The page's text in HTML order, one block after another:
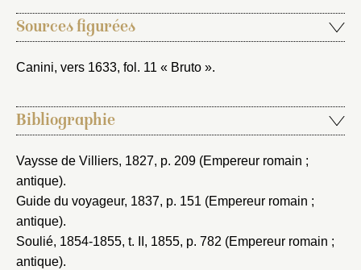
Sources figurées
Canini, vers 1633, fol. 11 « Bruto ».
Bibliographie
Vaysse de Villiers, 1827, p. 209 (Empereur romain ;
antique).
Guide du voyageur, 1837, p. 151 (Empereur romain ;
antique).
Soulié, 1854-1855, t. II, 1855, p. 782 (Empereur romain ;
antique).